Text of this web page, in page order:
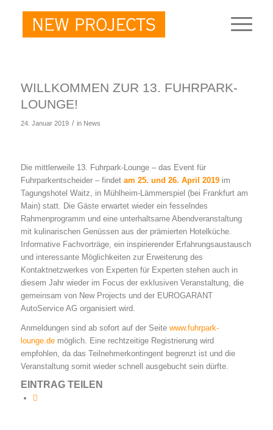
WILLKOMMEN ZUR 13. FUHRPARK-
LOUNGE!
24. Januar 2019 / in News
Die mittlerweile 13. Fuhrpark-Lounge – das Event für
Fuhrparkentscheider – findet am 25. und 26. April 2019im
Tagungshotel Waitz, in Mühlheim-Lämmerspiel (bei Frankfurt am
Main) statt. Die Gäste erwartet wieder ein fesselndes
Rahmenprogramm und eine unterhaltsame Abendveranstaltung
mit kulinarischen Genüssen aus der prämierten Hotelküche.
Informative Fachvorträge, ein inspirierender Erfahrungsaustausch
und interessante Möglichkeiten zur Erweiterung des
Kontaktnetzwerkes von Experten für Experten stehen auch in
diesem Jahr wieder im Focus der exklusiven Veranstaltung, die
gemeinsam von New Projects und der EUROGARANT
AutoService AG organisiert wird.
Anmeldungen sind ab sofort auf der Seite www.fuhrpark-
lounge.demöglich. Eine rechtzeitige Registrierung wird
empfohlen, da das Teilnehmerkontingent begrenzt ist und die
Veranstaltung somit wieder schnell ausgebucht sein dürfte.
EINTRAG TEILEN